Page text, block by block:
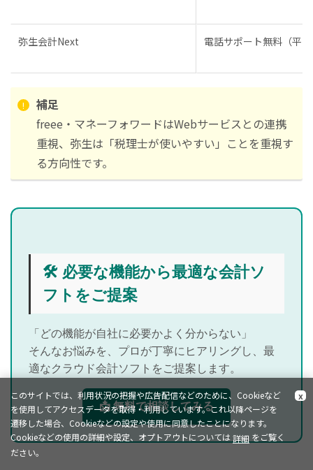
弥生会計Next 電話サポート無料（平
補足
freee・マネーフォワードはWebサービスとの連携
重視、弥生は「税理士が使いやすい」ことを重視す
る方向性です。
🛠 必要な機能から最適な会計ソ
フトをご提案
「どの機能が自社に必要かよく分からない」
そんなお悩みを、プロが丁寧にヒアリングし、最
適なクラウド会計ソフトをご提案します。
📩 無料で相談してみる
このサイトでは、利用状況の把握や広告配信などのために、Cookieなど
を使用してアクセスデータを取得・利用しています。これ以降ページを
遷移した場合、Cookieなどの設定や使用に同意したことになります。
Cookieなどの使用の詳細や設定、オプトアウトについては 詳細
x
をご覧く
ださい。